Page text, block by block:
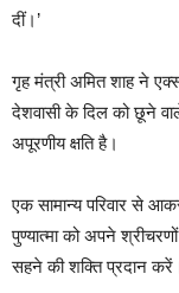
दीं।’
गृह मंत्री अमित शाह ने
देशवासी के दिल को छूने
अपूरणीय क्षति है।
एक सामान्य परिवार से
पुण्यात्मा को अपने
सहने की शक्ति प्रदान